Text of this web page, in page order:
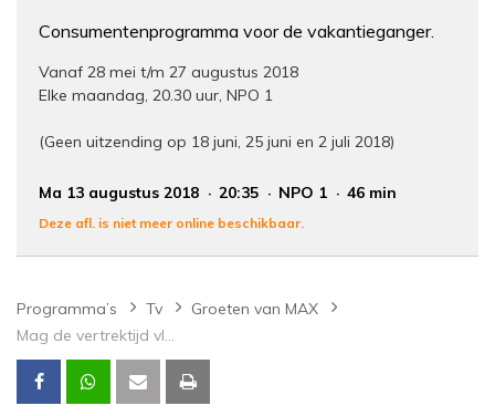
Consumentenprogramma voor de vakantieganger.
Vanaf 28 mei t/m 27 augustus 2018
Elke maandag, 20.30 uur, NPO 1
(Geen uitzending op 18 juni, 25 juni en 2 juli 2018)
Ma 13 augustus 2018 20:35 NPO 1 46 min
Deze afl. is niet meer online beschikbaar.
Programma’s Tv
Groeten van MAX
Mag de vertrektijd vlak voor een reis worden aangepast?